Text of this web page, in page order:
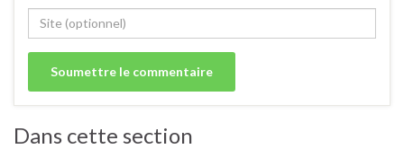
Dans cette section